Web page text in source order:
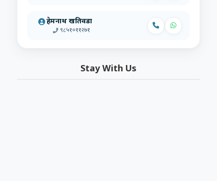
हेमनाथ खतिवडा
९८५१०११२७१
Stay With Us